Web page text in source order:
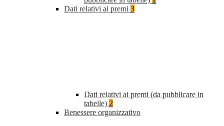
Dati relativi ai premi 3
Dati relativi ai premi (da pubblicare in
tabelle) 2
Benessere organizzativo